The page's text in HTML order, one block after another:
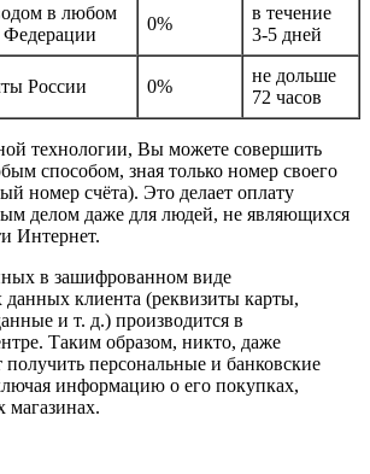
в любом
Федерации
0%
в течение
3-5 дней
России 0%
не дольше
72 часов
технологии, Вы можете совершить
способом, зная только номер своего
номер счёта). Это делает оплату
делом даже для людей, не являющихся
Интернет.
в зашифрованном виде
клиента (реквизиты карты,
и т. д.) производится в
Таким образом, никто, даже
персональные и банковские
информацию о его покупках,
магазинах.